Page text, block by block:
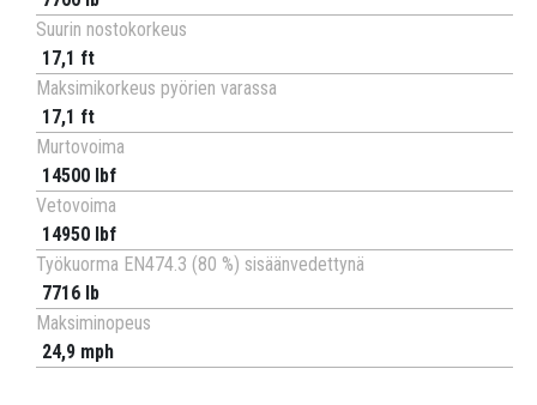
Suurin nostokorkeus
17,1 ft
Maksimikorkeus pyörien varassa
17,1 ft
Murtovoima
14500 lbf
Vetovoima
14950 lbf
Työkuorma EN474.3 (80 %) sisäänvedettynä
7716 lb
Maksiminopeus
24,9 mph